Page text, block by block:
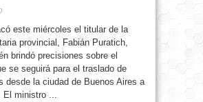
este miércoles el titular de la
provincial, Fabián Puratich,
brindó precisiones sobre el
se seguirá para el traslado de
desde la ciudad de Buenos Aires a
El ministro ...